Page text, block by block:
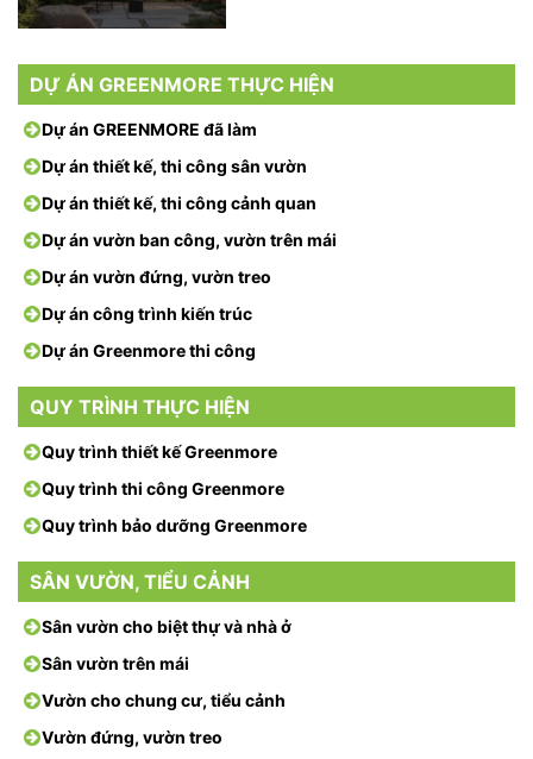
DỰ ÁN GREENMORE THỰC HIỆN
Dự án GREENMORE đã làm
Dự án thiết kế, thi công sân vườn
Dự án thiết kế, thi công cảnh quan
Dự án vườn ban công, vườn trên mái
Dự án vườn đứng, vườn treo
Dự án công trình kiến trúc
Dự án Greenmore thi công
QUY TRÌNH THỰC HIỆN
Quy trình thiết kế Greenmore
Quy trình thi công Greenmore
Quy trình bảo dưỡng Greenmore
SÂN VƯỜN, TIỂU CẢNH
Sân vườn cho biệt thự và nhà ở
Sân vườn trên mái
Vườn cho chung cư, tiểu cảnh
Vườn đứng, vườn treo